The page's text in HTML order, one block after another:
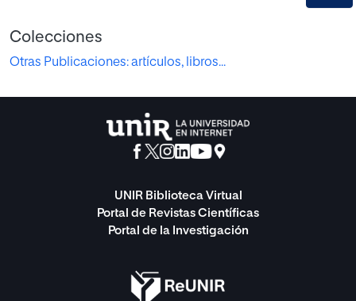
Colecciones
Otras Publicaciones: artículos, libros...
UNIR Biblioteca Virtual
Portal de Revistas Científicas
Portal de la Investigación